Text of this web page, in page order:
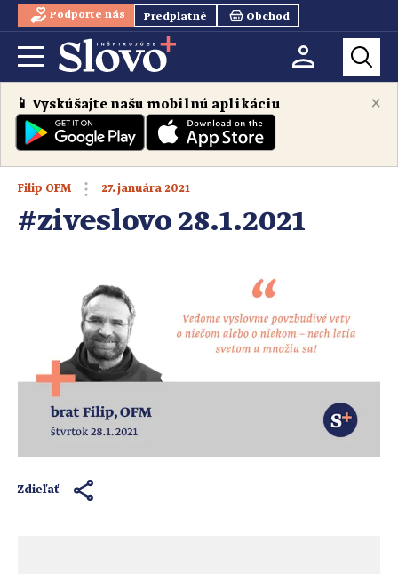
Podporte nás Predplatné Obchod
×
📱 Vyskúšajte našu mobilnú aplikáciu
Filip OFM 27. januára 2021
#ziveslovo 28.1.2021
Zdieľať